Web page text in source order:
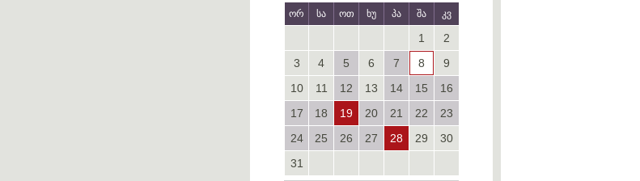
ორ სა ოთ ხუ პა შა კვ
1
2
3
4 5 6 7 8
9
10
11 12 13 14 15
16
17
18 19 20 21 22
23
24
25 26 27 28 29
30
31